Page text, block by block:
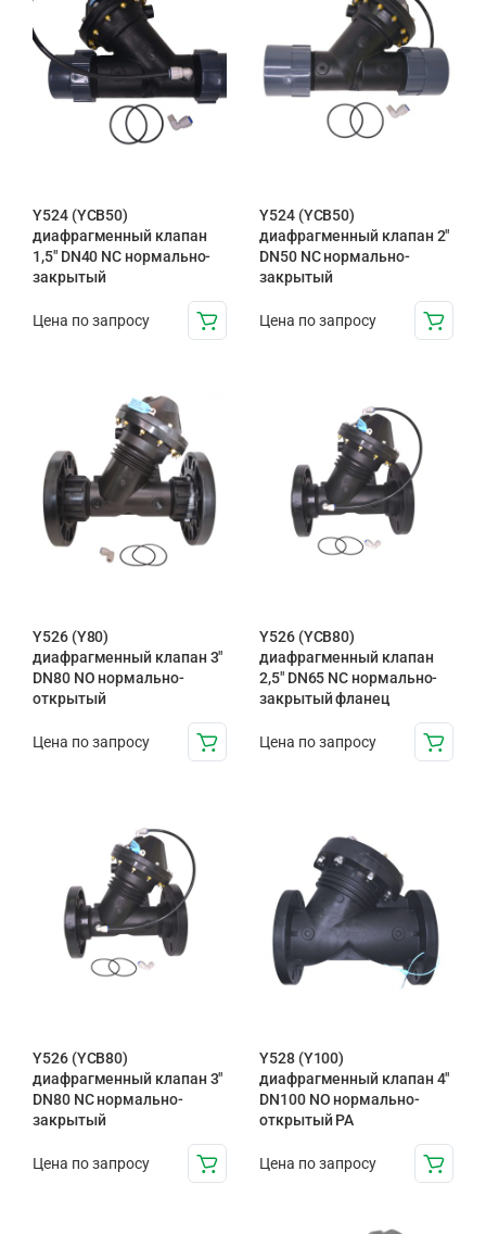
Y524 (YCB50)
диафрагменный клапан
1,5″ DN40 NC нормально-
закрытый
Цена по запросу
Y524 (YCB50)
диафрагменный клапан 2″
DN50 NC нормально-
закрытый
Цена по запросу
Y526 (Y80)
диафрагменный клапан 3″
DN80 NO нормально-
открытый
Цена по запросу
Y526 (YCB80)
диафрагменный клапан
2,5″ DN65 NC нормально-
закрытый фланец
Цена по запросу
Y526 (YCB80)
диафрагменный клапан 3″
DN80 NC нормально-
закрытый
Цена по запросу
Y528 (Y100)
диафрагменный клапан 4″
DN100 NO нормально-
открытый PA
Цена по запросу